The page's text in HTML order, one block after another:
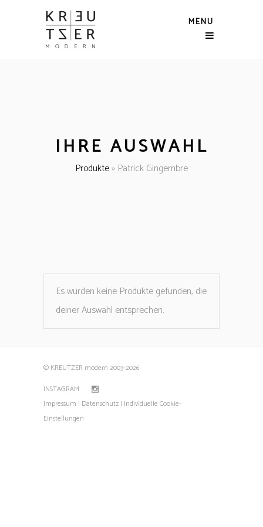
MENU
IHRE AUSWAHL
Produkte» Patrick Gingembre
Es wurden keine Produkte gefunden, die
deiner Auswahl entsprechen.
© KREUTZER modern 2003-2026
INSTAGRAM
Impressum | Datenschutz | Individuelle Cookie-
Einstellungen